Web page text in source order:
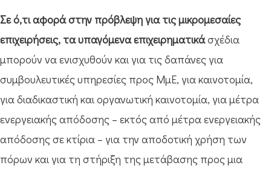
Σε ό,τι αφορά στην πρόβλεψη για τις μικρομεσαίες
επιχειρήσεις, τα υπαγόμενα επιχειρηματικάσχέδια
μπορούν να ενισχυθούν και για τις δαπάνες για
συμβουλευτικές υπηρεσίες προς ΜμΕ, για καινοτομία,
για διαδικαστική και οργανωτική καινοτομία, για μέτρα
ενεργειακής απόδοσης – εκτός από μέτρα ενεργειακής
απόδοσης σε κτίρια – για την αποδοτική χρήση των
πόρων και για τη στήριξη της μετάβασης προς μια